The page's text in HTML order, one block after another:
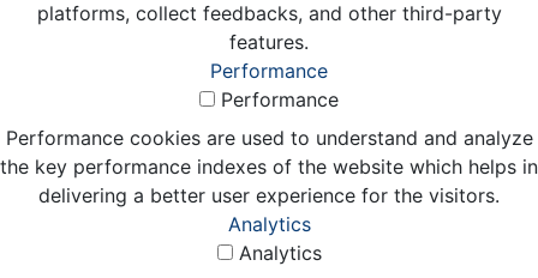
platforms, collect feedbacks, and other third-party
features.
Performance
Performance
Performance cookies are used to understand and analyze
the key performance indexes of the website which helps in
delivering a better user experience for the visitors.
Analytics
Analytics